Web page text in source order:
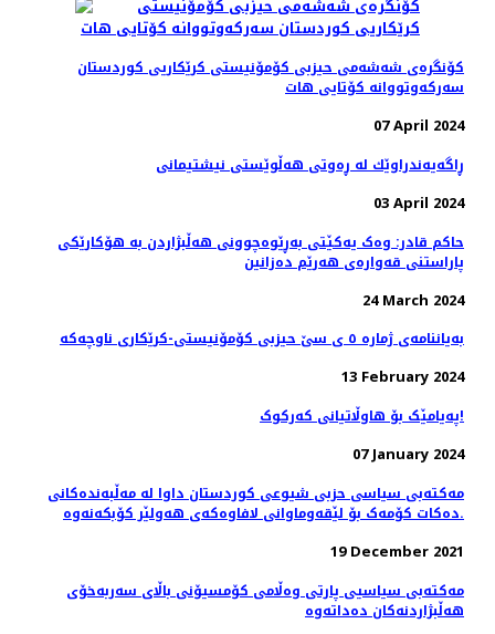
کۆنگرەی شەشەمی حیزبی کۆمۆنیستی کرێکاریی کوردستان
سەرکەوتووانە کۆتایی هات
07 April 2024
ڕاگەیەندراوێك لە ڕەوتی هەڵوێستی نیشتیمانی
03 April 2024
حاکم قادر: وەک یەکێتی بەڕێوەچوونی هەڵبژاردن بە هۆکارێکی
پاراستنی قەوارەی هەرێم دەزانین
24 March 2024
بەیاننامەی ژمارە ٥ ی سێ حیزبی کۆمۆنیستی-کرێکاری ناوچەکە
13 February 2024
پەیامێک بۆ هاوڵاتیانی کەرکوک!
07 January 2024
مەکتەبی سیاسی حزبی شیوعی کوردستان داوا لە مەڵبەندەکانی
دەکات کۆمەک بۆ لێقەوماوانی لافاوەکەی هەولێر کۆبکەنەوە.
19 December 2021
مەكتەبی سیاسیی پارتی وەڵامی كۆمسیۆنی باڵای سەربەخۆی
ھەڵبژاردنەكان دەداتەوە